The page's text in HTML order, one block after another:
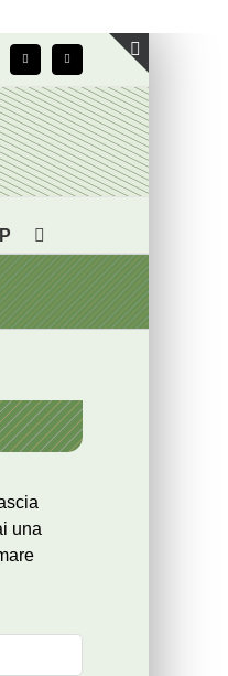
X Email
una
Toggle
area
barra
scorrevole